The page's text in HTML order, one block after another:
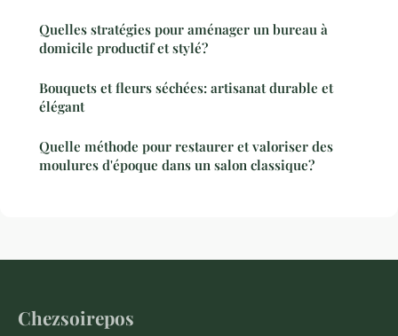
Quelles stratégies pour aménager un bureau à
domicile productif et stylé?
Bouquets et fleurs séchées: artisanat durable et
élégant
Quelle méthode pour restaurer et valoriser des
moulures d'époque dans un salon classique?
Chezsoirepos